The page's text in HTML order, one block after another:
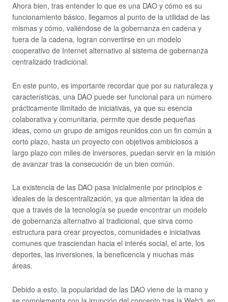
Ahora bien, tras entender lo que es una DAO y cómo es su
funcionamiento básico, llegamos al punto de la utilidad de las
mismas y cómo, valiéndose de la gobernanza en cadena y
fuera de la cadena, logran convertirse en un modelo
cooperativo de Internet alternativo al sistema de gobernanza
centralizado tradicional.
En este punto, es importante recordar que por su naturaleza y
características, una DAO puede ser funcional para un número
prácticamente ilimitado de iniciativas, ya que su esencia
colaborativa y comunitaria, permite que desde pequeñas
ideas, como un grupo de amigos reunidos con un fin común a
corto plazo, hasta un proyecto con objetivos ambiciosos a
largo plazo con miles de inversores, puedan servir en la misión
de avanzar tras la consecución de un bien común.
La existencia de las DAO pasa inicialmente por principios e
ideales de la descentralización, ya que alimentan la idea de
que a través de la tecnología se puede encontrar un modelo
de gobernanza alternativo al tradicional, que sirva como
estructura para crear proyectos, comunidades e iniciativas
comunes que trasciendan hacia el interés social, el arte, los
deportes, las inversiones, la beneficencia y muchas más
áreas.
Debido a esto, la popularidad de las DAO viene de la mano y